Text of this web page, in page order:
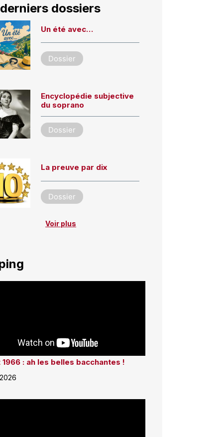
dossiers
Un été avec…
Dossier
Encyclopédie subjective
du soprano
Dossier
La preuve par dix
Dossier
Voir plus
1966 : ah les belles bacchantes !